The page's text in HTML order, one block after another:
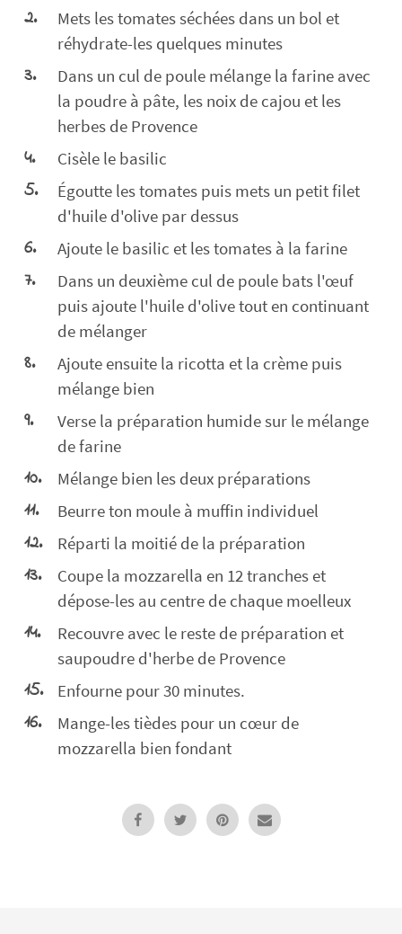
Mets les tomates séchées dans un bol et
réhydrate-les quelques minutes
Dans un cul de poule mélange la farine avec
la poudre à pâte, les noix de cajou et les
herbes de Provence
Cisèle le basilic
Égoutte les tomates puis mets un petit filet
d'huile d'olive par dessus
Ajoute le basilic et les tomates à la farine
Dans un deuxième cul de poule bats l'œuf
puis ajoute l'huile d'olive tout en continuant
de mélanger
Ajoute ensuite la ricotta et la crème puis
mélange bien
Verse la préparation humide sur le mélange
de farine
Mélange bien les deux préparations
Beurre ton moule à muffin individuel
Réparti la moitié de la préparation
Coupe la mozzarella en 12 tranches et
dépose-les au centre de chaque moelleux
Recouvre avec le reste de préparation et
saupoudre d'herbe de Provence
Enfourne pour 30 minutes.
Mange-les tièdes pour un cœur de
mozzarella bien fondant